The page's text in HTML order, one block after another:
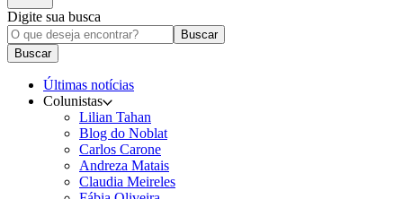
Digite sua busca
Buscar
Buscar
Últimas notícias
Colunistas
Lilian Tahan
Blog do Noblat
Carlos Carone
Andreza Matais
Claudia Meireles